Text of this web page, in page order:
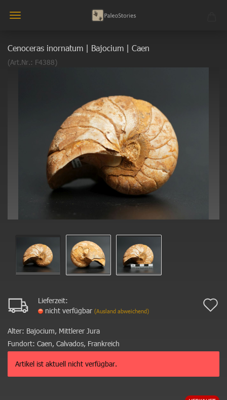
Cenoceras inornatum | Bajocium | Caen
(Art.Nr.: F4388)
Lieferzeit:
nicht verfügbar (Ausland abweichend)
Alter: Bajocium, Mittlerer Jura
Fundort: Caen, Calvados, Frankreich
Artikel ist aktuell nicht verfügbar.